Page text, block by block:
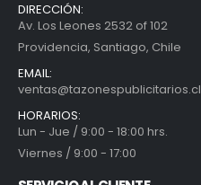
DIRECCIÓN:
Av. Los Leones 2532 of 102
Providencia, Santiago, Chile
EMAIL:
ventas@tazonespublicitarios.cl
HORARIOS:
Lun - Jue / 9:00 - 18:00 hrs.
Viernes / 9:00 - 17:00